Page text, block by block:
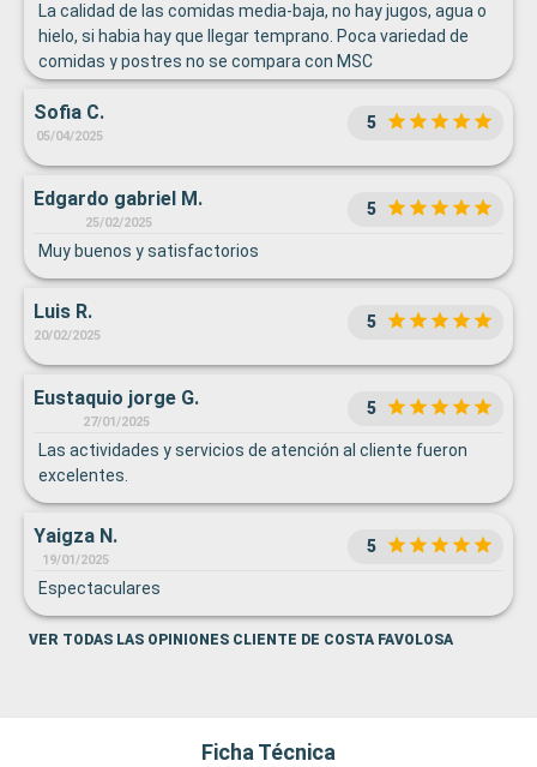
La calidad de las comidas media-baja, no hay jugos, agua o
hielo, si habia hay que llegar temprano. Poca variedad de
comidas y postres no se compara con MSC
Sofia C.
05/04/2025
5
Edgardo gabriel M.
25/02/2025
5
Muy buenos y satisfactorios
Luis R.
20/02/2025
5
Eustaquio jorge G.
27/01/2025
5
Las actividades y servicios de atención al cliente fueron
excelentes.
Yaigza N.
19/01/2025
5
Espectaculares
VER TODAS LAS OPINIONES CLIENTE DE COSTA FAVOLOSA
Ficha Técnica